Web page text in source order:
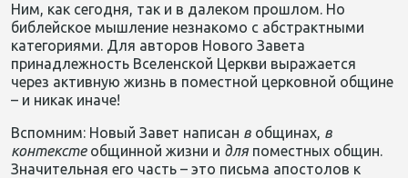
Ним, как сегодня, так и в далеком прошлом. Но
библейское мышление незнакомо с абстрактными
категориями. Для авторов Нового Завета
принадлежность Вселенской Церкви выражается
через активную жизнь в поместной церковной общине
– и никак иначе!
Вспомним: Новый Завет написан в общинах, в
контекстеобщинной жизни и дляпоместных общин.
Значительная его часть – это письма апостолов к